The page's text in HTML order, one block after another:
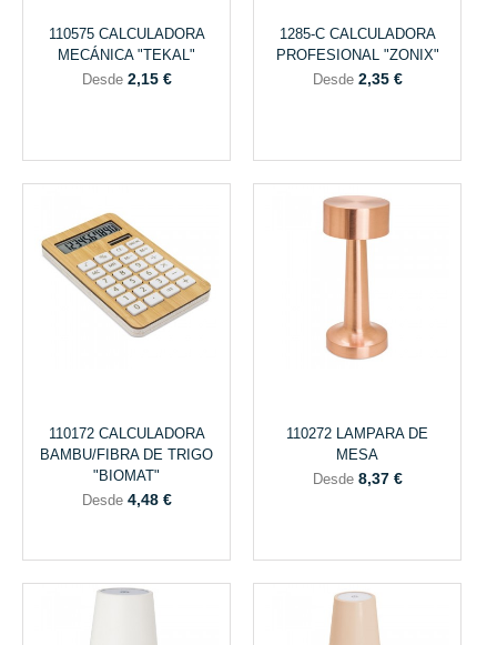
110575 CALCULADORA
MECÁNICA "TEKAL"
Desde 2,15 €
1285-C CALCULADORA
PROFESIONAL "ZONIX"
Desde 2,35 €
110172 CALCULADORA
BAMBU/FIBRA DE TRIGO
"BIOMAT"
Desde 4,48 €
110272 LAMPARA DE
MESA
Desde 8,37 €